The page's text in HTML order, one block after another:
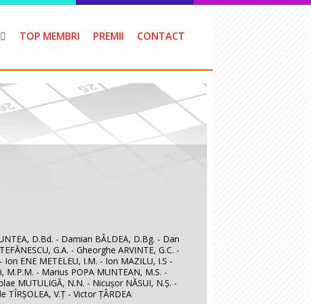
TOP MEMBRI PREMII CONTACT
D.Bd. - Damian BÂLDEA, D.Bg. - Dan
G.A. - Gheorghe ARVINTE, G.C. -
ENE METELEU, I.M. - Ion MAZILU, I.S -
M.P.M. - Marius POPA MUNTEAN, M.S. -
MUTULIGĂ, N.N. - Nicuşor NĂSUI, N.Ş. -
TÎRŞOLEA, V.Ţ - Victor ŢÂRDEA